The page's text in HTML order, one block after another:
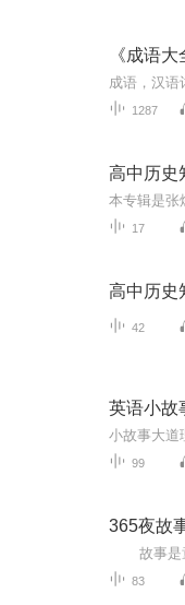
《成语
1287
高中历史
17
高中历史
42
英语小故
99
365夜故
83